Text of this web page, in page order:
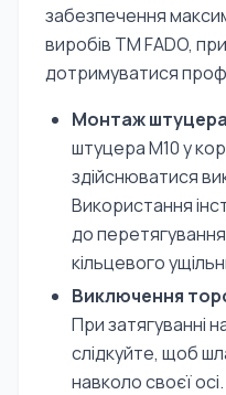
забезпечення
виробів TM FADO,
дотримуватися
Монтаж
штуцера М10 у
здійснюватися
Використання
до
кільцевого
Виключення
При затягуванні
слідкуйте, щоб
навколо своєї осі.